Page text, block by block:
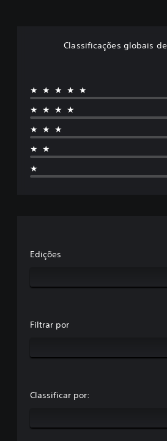
Classificações globais
★★★★★
★★★★
★★★
★★
★
Edições
Filtrar por
Classificar por: